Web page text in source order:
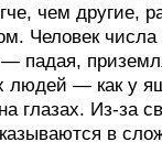
чем
Человек числа
падая,
людей — как у
глазах. Из-за
в